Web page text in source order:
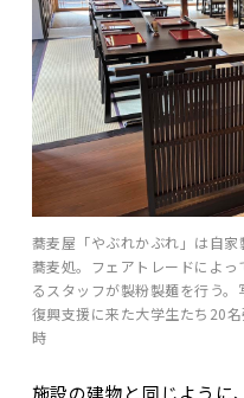
蕎麦屋「やぶれかぶれ」は自
蕎麦処。フェアトレードによ
るスタッフが製粉製麺を行う
復興支援に来た大学生たち20
時
施設の建物と同じように